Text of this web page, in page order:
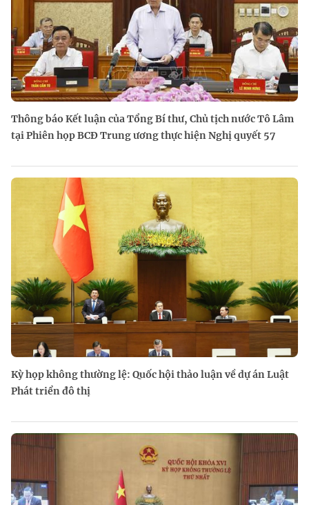
Thông báo Kết luận của Tổng Bí thư, Chủ tịch nước Tô Lâm
tại Phiên họp BCĐ Trung ương thực hiện Nghị quyết 57
Kỳ họp không thường lệ: Quốc hội thảo luận về dự án Luật
Phát triển đô thị